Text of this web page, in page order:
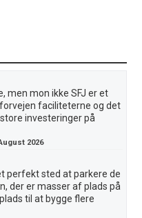
men mon ikke SFJ er et
forvejen faciliteterne og det
investeringer på
2026
perfekt sted at parkere de
der er masser af plads på
til at bygge flere